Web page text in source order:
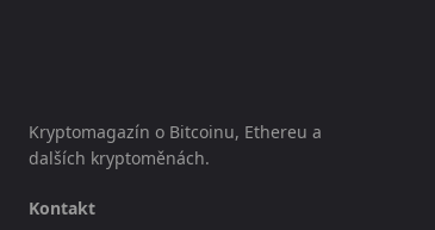
Kryptomagazín o Bitcoinu, Ethereu a
dalších kryptoměnách.
Kontakt